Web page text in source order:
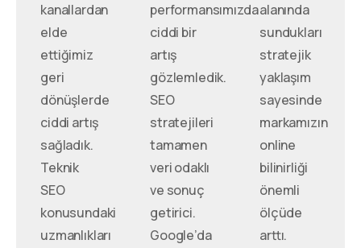
kanallardan
elde
ettiğimiz
geri
dönüşlerde
ciddi artış
sağladık.
Teknik
SEO
konusundaki
uzmanlıkları
performansımızda
ciddi bir
artış
gözlemledik.
SEO
stratejileri
tamamen
veri odaklı
ve sonuç
getirici.
Google’da
alanında
sundukları
stratejik
yaklaşım
sayesinde
markamızın
online
bilinirliği
önemli
ölçüde
arttı.